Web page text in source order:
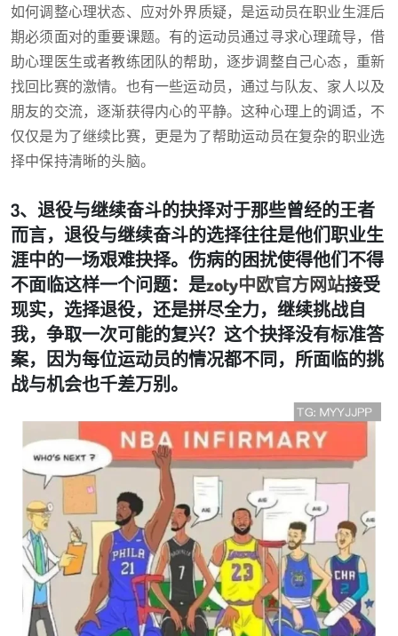
如何调整心理状态、应对外界质疑，是运动员在职业生涯后
期必须面对的重要课题。有的运动员通过寻求心理疏导，借
助心理医生或者教练团队的帮助，逐步调整自己心态，重新
找回比赛的激情。也有一些运动员，通过与队友、家人以及
朋友的交流，逐渐获得内心的平静。这种心理上的调适，不
仅仅是为了继续比赛，更是为了帮助运动员在复杂的职业选
择中保持清晰的头脑。
3、退役与继续奋斗的抉择对于那些曾经的王者
而言，退役与继续奋斗的选择往往是他们职业生
涯中的一场艰难抉择。伤病的困扰使得他们不得
不面临这样一个问题：是zoty中欧官方网站接受
现实，选择退役，还是拼尽全力，继续挑战自
我，争取一次可能的复兴？这个抉择没有标准答
案，因为每位运动员的情况都不同，所面临的挑
战与机会也千差万别。